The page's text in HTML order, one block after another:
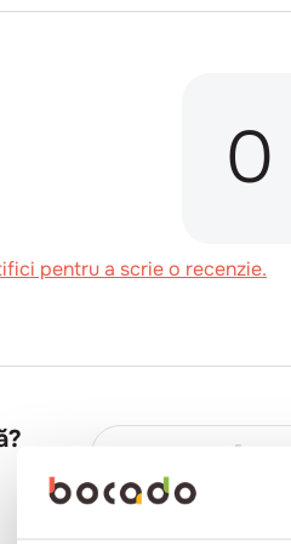
0
pentru a scrie o recenzie.